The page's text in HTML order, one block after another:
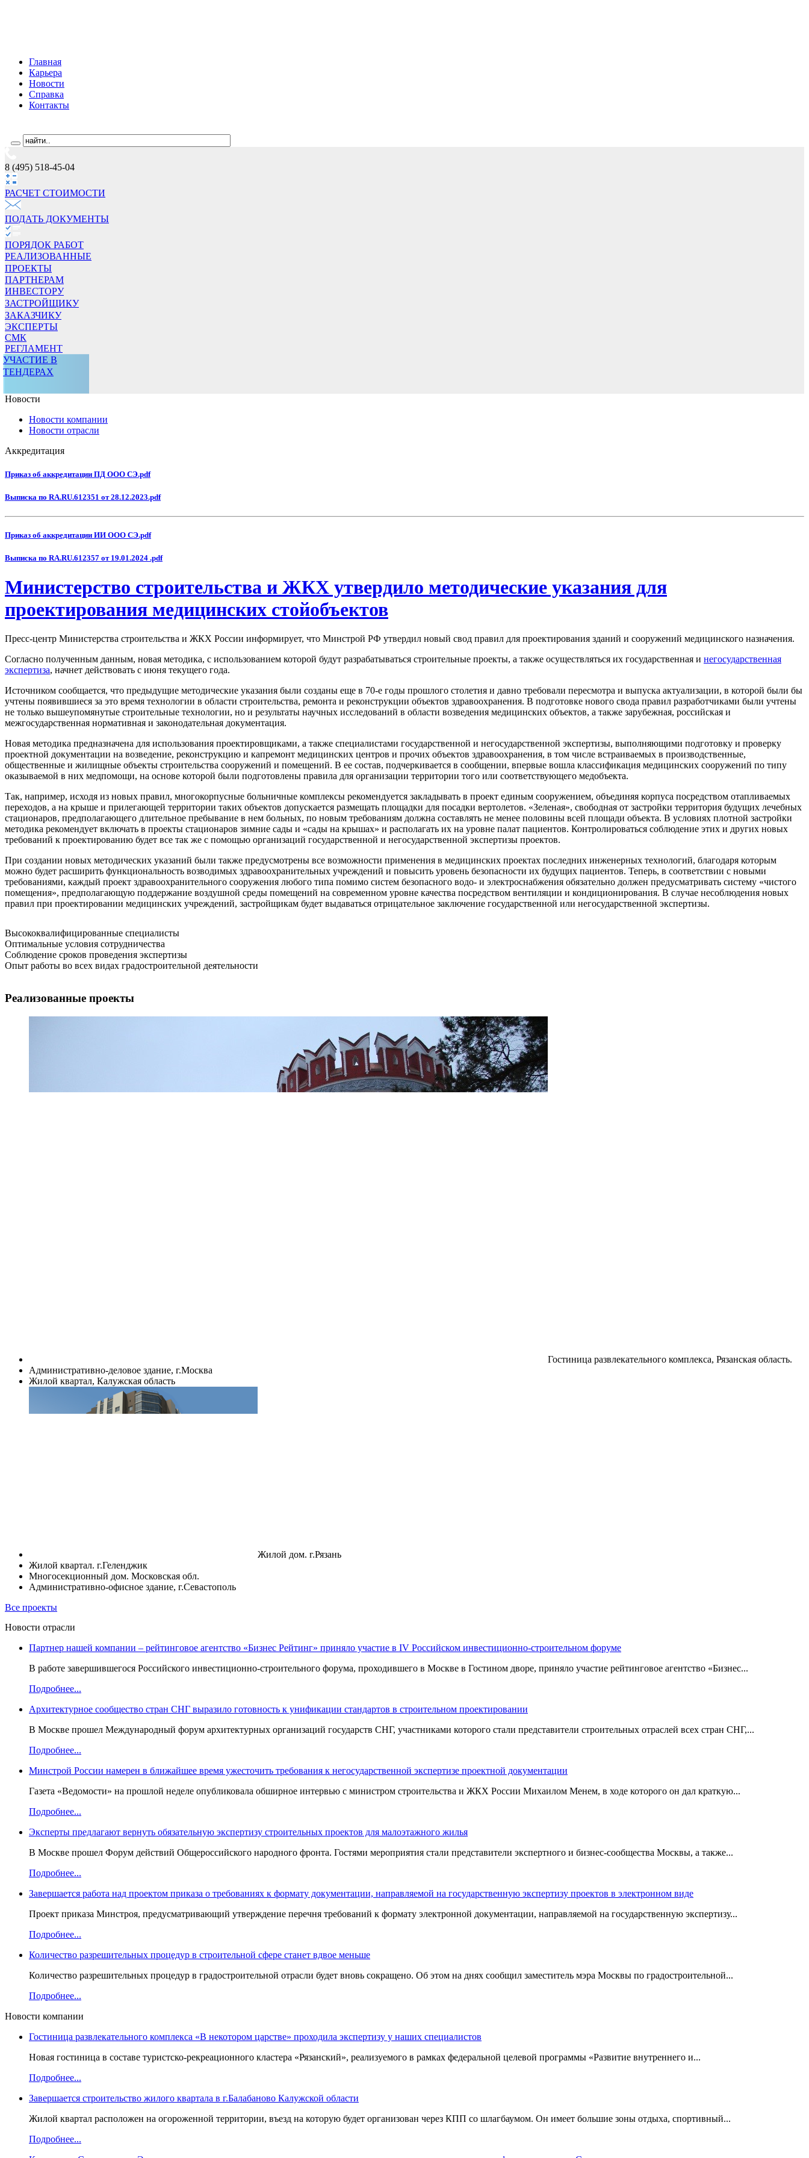
Главная
Карьера
Новости
Справка
Контакты
8 (495) 518-45-04
РАСЧЕТ СТОИМОCТИ
ПОДАТЬ ДОКУМЕНТЫ
ПОРЯДОК РАБОТ
РЕАЛИЗОВАННЫЕ
ПРОЕКТЫ
ПАРТНЕРАМ
ИНВЕСТОРУ
ЗАСТРОЙЩИКУ
ЗАКАЗЧИКУ
ЭКСПЕРТЫ
СМК
РЕГЛАМЕНТ
УЧАСТИЕ В
ТЕНДЕРАХ
Новости
Новости компании
Новости отрасли
Аккредитация
Приказ об аккредитации ПД ООО СЭ.pdf
Выписка по RA.RU.612351 от 28.12.2023.pdf
Приказ об аккредитации ИИ ООО СЭ.pdf
Выписка по RA.RU.612357 от 19.01.2024 .pdf
Министерство строительства и ЖКХ утвердило методические указания для
проектирования медицинских стойобъектов
Пресс-центр Министерства строительства и ЖКХ России информирует, что Минстрой РФ утвердил новый свод правил для проектирования зданий и сооружений медицинского назначения.
Согласно полученным данным, новая методика, с использованием которой будут разрабатываться строительные проекты, а также осуществляться их государственная и негосударственная
экспертиза, начнет действовать с июня текущего года.
Источником сообщается, что предыдущие методические указания были созданы еще в 70-е годы прошлого столетия и давно требовали пересмотра и выпуска актуализации, в которой были бы
учтены появившиеся за это время технологии в области строительства, ремонта и реконструкции объектов здравоохранения. В подготовке нового свода правил разработчиками были учтены
не только вышеупомянутые строительные технологии, но и результаты научных исследований в области возведения медицинских объектов, а также зарубежная, российская и
межгосударственная нормативная и законодательная документация.
Новая методика предназначена для использования проектировщиками, а также специалистами государственной и негосударственной экспертизы, выполняющими подготовку и проверку
проектной документации на возведение, реконструкцию и капремонт медицинских центров и прочих объектов здравоохранения, в том числе встраиваемых в производственные,
общественные и жилищные объекты строительства сооружений и помещений. В ее состав, подчеркивается в сообщении, впервые вошла классификация медицинских сооружений по типу
оказываемой в них медпомощи, на основе которой были подготовлены правила для организации территории того или соответствующего медобъекта.
Так, например, исходя из новых правил, многокорпусные больничные комплексы рекомендуется закладывать в проект единым сооружением, объединяя корпуса посредством отапливаемых
переходов, а на крыше и прилегающей территории таких объектов допускается размещать площадки для посадки вертолетов. «Зеленая», свободная от застройки территория будущих лечебных
стационаров, предполагающего длительное пребывание в нем больных, по новым требованиям должна составлять не менее половины всей площади объекта. В условиях плотной застройки
методика рекомендует включать в проекты стационаров зимние сады и «сады на крышах» и располагать их на уровне палат пациентов. Контролироваться соблюдение этих и других новых
требований к проектированию будет все так же с помощью организаций государственной и негосударственной экспертизы проектов.
При создании новых методических указаний были также предусмотрены все возможности применения в медицинских проектах последних инженерных технологий, благодаря которым
можно будет расширить функциональность возводимых здравоохранительных учреждений и повысить уровень безопасности их будущих пациентов. Теперь, в соответствии с новыми
требованиями, каждый проект здравоохранительного сооружения любого типа помимо систем безопасного водо- и электроснабжения обязательно должен предусматривать систему «чистого
помещения», предполагающую поддержание воздушной среды помещений на современном уровне качества посредством вентиляции и кондиционирования. В случае несоблюдения новых
правил при проектировании медицинских учреждений, застройщикам будет выдаваться отрицательное заключение государственной или негосударственной экспертизы.
Высококвалифицированные специалисты
Оптимальные условия сотрудничества
Соблюдение сроков проведения экспертизы
Опыт работы во всех видах градостроительной деятельности
Реализованные проекты
Гостиница развлекательного комплекса, Рязанская область.
Административно-деловое здание, г.Москва
Жилой квартал, Калужская область
Жилой дом. г.Рязань
Жилой квартал. г.Геленджик
Многосекционный дом. Московская обл.
Административно-офисное здание, г.Севастополь
Все проекты
Новости отрасли
Партнер нашей компании – рейтинговое агентство «Бизнес Рейтинг» приняло участие в IV Российском инвестиционно-строительном форуме
В работе завершившегося Российского инвестиционно-строительного форума, проходившего в Москве в Гостином дворе, приняло участие рейтинговое агентство «Бизнес...
Подробнее...
Архитектурное сообщество стран СНГ выразило готовность к унификации стандартов в строительном проектировании
В Москве прошел Международный форум архитектурных организаций государств СНГ, участниками которого стали представители строительных отраслей всех стран СНГ,...
Подробнее...
Минстрой России намерен в ближайшее время ужесточить требования к негосударственной экспертизе проектной документации
Газета «Ведомости» на прошлой неделе опубликовала обширное интервью с министром строительства и ЖКХ России Михаилом Менем, в ходе которого он дал краткую...
Подробнее...
Эксперты предлагают вернуть обязательную экспертизу строительных проектов для малоэтажного жилья
В Москве прошел Форум действий Общероссийского народного фронта. Гостями мероприятия стали представители экспертного и бизнес-сообщества Москвы, а также...
Подробнее...
Завершается работа над проектом приказа о требованиях к формату документации, направляемой на государственную экспертизу проектов в электронном виде
Проект приказа Минстроя, предусматривающий утверждение перечня требований к формату электронной документации, направляемой на государственную экспертизу...
Подробнее...
Количество разрешительных процедур в строительной сфере станет вдвое меньше
Количество разрешительных процедур в градостроительной отрасли будет вновь сокращено. Об этом на днях сообщил заместитель мэра Москвы по градостроительной...
Подробнее...
Новости компании
Гостиница развлекательного комплекса «В некотором царстве» проходила экспертизу у наших специалистов
Новая гостиница в составе туристско-рекреационного кластера «Рязанский», реализуемого в рамках федеральной целевой программы «Развитие внутреннего и...
Подробнее...
Завершается строительство жилого квартала в г.Балабаново Калужской области
Жилой квартал расположен на огороженной территории, въезд на которую будет организован через КПП со шлагбаумом. Он имеет большие зоны отдыха, спортивный...
Подробнее...